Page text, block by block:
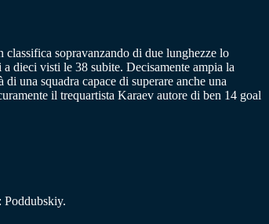
sopravanzando di due lunghezze lo
dieci visti le 38 subite. Decisamente ampia la
una squadra capace di superare anche una
il trequartista Karaev autore di ben 14 goal